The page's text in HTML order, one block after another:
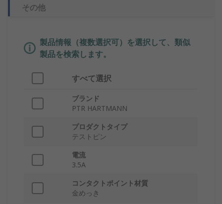
その他
製品情報（複数選択可）を選択して、類似
製品を検索します。
すべて選択
ブランド
PTR HARTMANN
プロダクトタイプ
テストピン
電流
3.5A
コンタクトポイント材質
金めっき